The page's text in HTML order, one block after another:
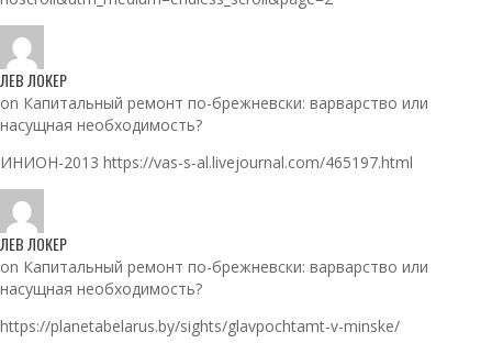
ЛЕВ ЛОКЕР
on Капитальный ремонт по-брежневски: варварство или
насущная необходимость?
ИНИОН-2013 https://vas-s-al.livejournal.com/465197.html
ЛЕВ ЛОКЕР
on Капитальный ремонт по-брежневски: варварство или
насущная необходимость?
https://planetabelarus.by/sights/glavpochtamt-v-minske/